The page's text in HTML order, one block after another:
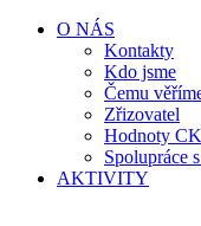
PřeskočitO NÁS
Kontakty
Kdo jsme
Čemu
Zřizovatel
Hodnoty
Spolupráce
AKTIVITY